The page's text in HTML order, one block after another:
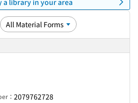
： 2079762728